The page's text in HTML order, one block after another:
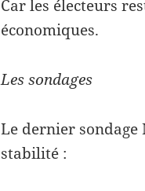
Car les électeurs
économiques.
Les sondages
Le dernier
stabilité :